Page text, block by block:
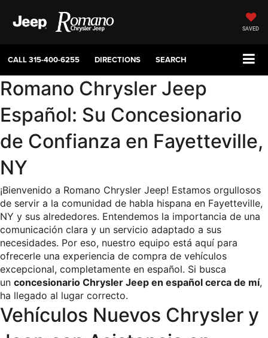
SAVED
CALL315-400-6255 DIRECTIONS SEARCH
Romano Chrysler Jeep
Español: Su Concesionario
de Confianza en Fayetteville,
NY
¡Bienvenido a Romano Chrysler Jeep! Estamos orgullosos
de servir a la comunidad de habla hispana en Fayetteville,
NY y sus alrededores. Entendemos la importancia de una
comunicación clara y un servicio adaptado a sus
necesidades. Por eso, nuestro equipo está aquí para
ofrecerle una experiencia de compra de vehículos
excepcional, completamente en español. Si busca
un concesionario Chrysler Jeep en español cerca de mí,
ha llegado al lugar correcto.
Vehículos Nuevos Chrysler y